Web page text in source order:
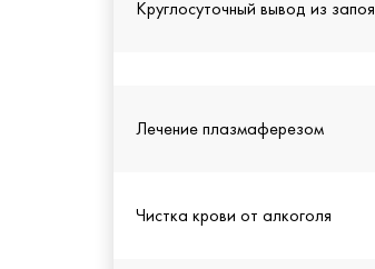
Круглосуточный вывод из запоя
Лечение плазмаферезом
Чистка крови от алкоголя